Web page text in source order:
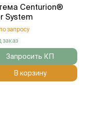
Centurion®
System
запросу
заказ
Запросить КП
В корзину